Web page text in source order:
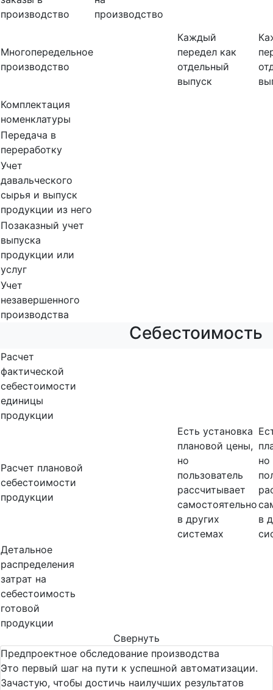
производство
производство
Многопередельное
производство
Каждый
передел как
отдельный
выпуск
Комплектация
номенклатуры
Передача в
переработку
Учет
давальческого
сырья и выпуск
продукции из него
Позаказный учет
выпуска
продукции или
услуг
Учет
незавершенного
производства
Себестоимость
Расчет
фактической
себестоимости
единицы
продукции
Расчет плановой
себестоимости
продукции
Есть установка
плановой цены,
но
пользователь
рассчитывает
самостоятельно
в других
системах
но
в
Детальное
распределения
затрат на
себестоимость
готовой
продукции
Свернуть
Предпроектное обследование производства
Это первый шаг на пути к успешной автоматизации.
Зачастую, чтобы достичь наилучших результатов